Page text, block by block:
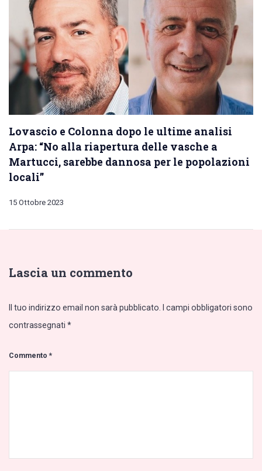
Lovascio e Colonna dopo le ultime analisi
Arpa: “No alla riapertura delle vasche a
Martucci, sarebbe dannosa per le popolazioni
locali”
15 Ottobre 2023
Lascia un commento
Il tuo indirizzo email non sarà pubblicato.
I campi obbligatori sono
contrassegnati *
Commento*